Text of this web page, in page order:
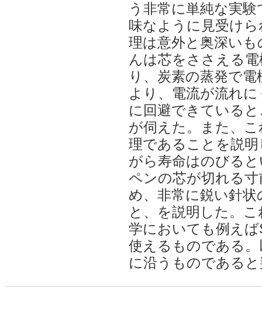
う非常に単純な実
味なように見受け
理は意外と奥深い
んは芯をささえる
り、炭素の蒸発で
より、電流が流れ
に回避できている
が伺えた。また、
理であることを説
がら寿命はのびる
ペンの芯が切れる
め、非常に鋭い針
と、を説明した。
学においても例え
使えるものである
に沿うものである